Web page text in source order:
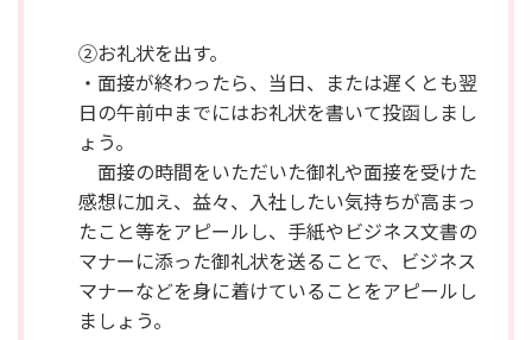
②お礼状を出す。
・面接が終わったら、当日、または遅くとも翌
日の午前中までにはお礼状を書いて投函しまし
ょう。
面接の時間をいただいた御礼や面接を受けた
感想に加え、益々、入社したい気持ちが高まっ
たこと等をアピールし、手紙やビジネス文書の
マナーに添った御礼状を送ることで、ビジネス
マナーなどを身に着けていることをアピールし
ましょう。